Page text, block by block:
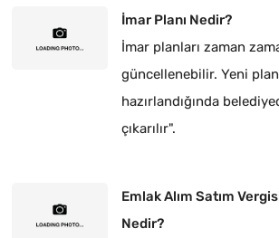
İmar Planı Nedir?
İmar planları zaman
güncellenebilir. Yeni
hazırlandığında
çıkarılır".
Emlak Alım Satım
Nedir?